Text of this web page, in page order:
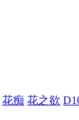
花痴 花之欲